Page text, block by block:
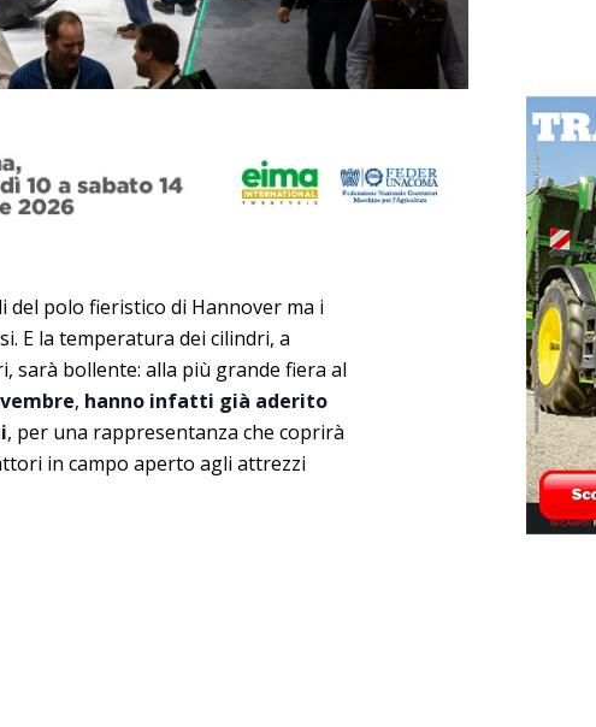
del polo fieristico di Hannover ma i
E la temperatura dei cilindri, a
sarà bollente: alla più grande fiera al
, hanno infatti già aderito
, per una rappresentanza che coprirà
in campo aperto agli attrezzi